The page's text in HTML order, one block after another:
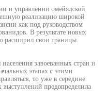
и управлении омейядской
реализацию широкой
как под руководством
В результате новых
расширил свои границы.
завоеванных стран и
этапах с этими
то уже в середине
предопределила